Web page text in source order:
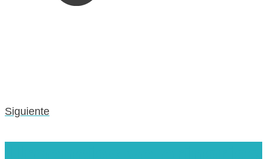
Siguiente